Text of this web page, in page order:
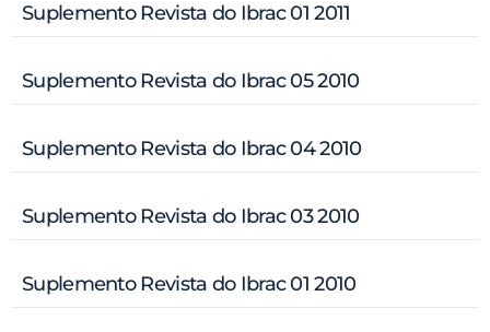
Suplemento Revista do Ibrac 01 2011
Suplemento Revista do Ibrac 05 2010
Suplemento Revista do Ibrac 04 2010
Suplemento Revista do Ibrac 03 2010
Suplemento Revista do Ibrac 01 2010